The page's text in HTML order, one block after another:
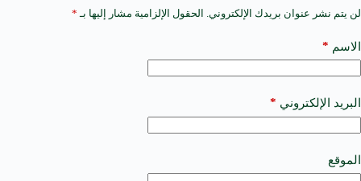
لن يتم نشر عنوان بريدك الإلكتروني. الحقول الإلزامية مشار إليها بـ *
الاسم *
البريد الإلكتروني *
الموقع
A
t
e
a
t
i
e
: